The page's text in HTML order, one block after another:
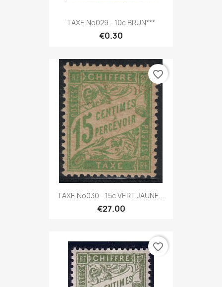
TAXE No029 - 10c BRUN***
€0.30
TAXE No030 - 15c VERT JAUNE...
€27.00
favorite_border
favorite_border